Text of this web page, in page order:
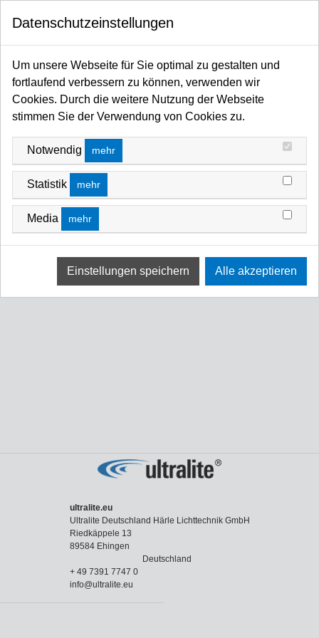
Startseite
Kabel / Stecker / Verteiler
POWERBOXEN
FILTERN NACH SORTIEREN NACH
Keine Ergebnisse
Wir konnten keine Übereinstimmung für diese Filter
finden.
Bitte versuchen Sie eine andere Wahl.
ultralite.eu
Ultralite Deutschland Härle Lichttechnik GmbH
Riedkäppele 13
89584 Ehingen
Deutschland
+ 49 7391 7747 0
info@ultralite.eu
Datenschutzeinstellungen
Um unsere Webseite für Sie optimal zu gestalten und
fortlaufend verbessern zu können, verwenden wir
Cookies. Durch die weitere Nutzung der Webseite
stimmen Sie der Verwendung von Cookies zu.
Notwendig mehr
Statistik mehr
Media mehr